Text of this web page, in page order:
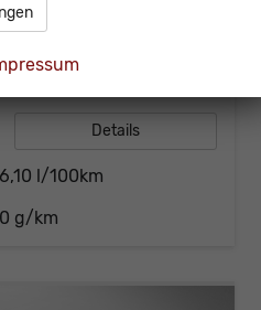
Getriebe
Außenfarbe
Details
6,10 l/100km
g/km